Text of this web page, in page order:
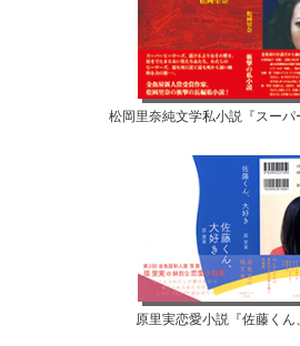
松岡里奈純文学私小説『スーパ
原里実恋愛小説『佐藤くん